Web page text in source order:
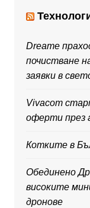
Dreame
почистване
заявки в
Vivacom
оферти през
Котките в
Обединено
високите
дронове